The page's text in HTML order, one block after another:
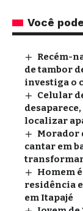
Você
Recém-
de tambor
investiga o
Celular
localizar
Morador
cantar em
Homem
residência
em Itapajé